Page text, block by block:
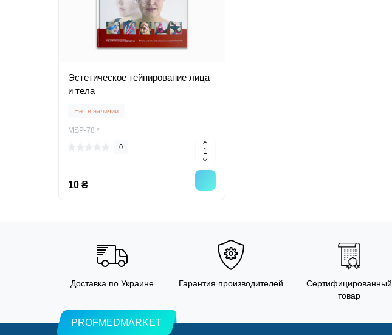
Эстетическое тейпирование лица
и тела
Нет в наличии
MSP-78 *
0
10 ₴
Доставка по Украине Гарантия производителей
Сертифицированный
товар
PROFMEDMARKET